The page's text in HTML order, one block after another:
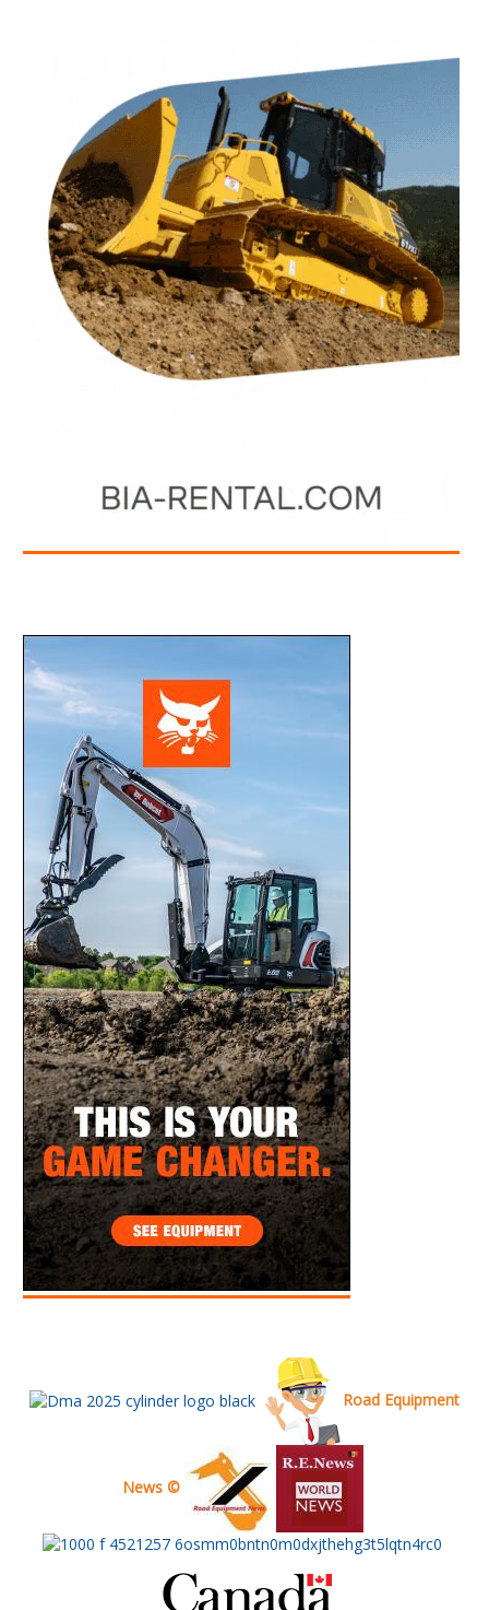
Road Equipment
News ©